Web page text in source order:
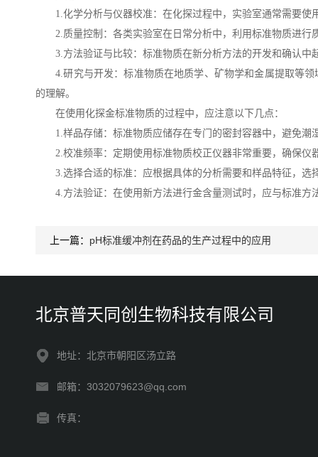
1.化学分析与仪器校准：在化探过程中，实验室通常需要使
2.质量控制：各类实验室在日常分析中，利用标准物质进行
3.方法验证与比较：标准物质在新分析方法的开发和确认中
4.研究与开发：标准物质在地质学、矿物学和金属提取等领
的理解。
在使用化探金标准物质的过程中，应注意以下几点：
1.样品存储：标准物质应储存在专门的密封容器中，避免潮
2.校准频率：定期使用标准物质校正仪器非常重要，确保仪
3.选择合适的标准：应根据具体的分析需要和样品特征，选
4.方法验证：在使用新方法进行金含量测试时，应与标准方
上一篇： pH标准缓冲剂在药品的生产过程中的应用
北京普天同创生物科技有限公司
地址：北京市朝阳区汤立路
邮箱：3032079623@qq.com
传真：